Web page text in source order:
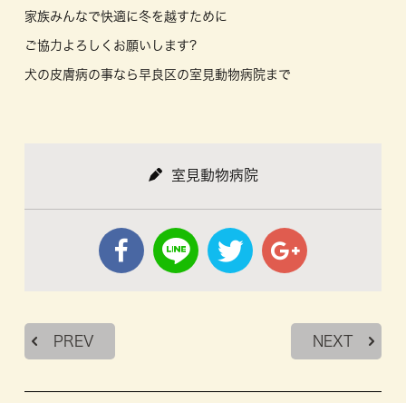
家族みんなで快適に冬を越すために
ご協力よろしくお願いします?
犬の皮膚病の事なら早良区の室見動物病院まで
室見動物病院
PREV NEXT